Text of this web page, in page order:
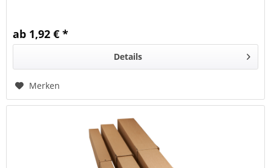
ab 1,92 € *
Details
Merken